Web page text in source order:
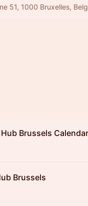
51, 1000 Bruxelles,
Brussels Calendar
Brussels